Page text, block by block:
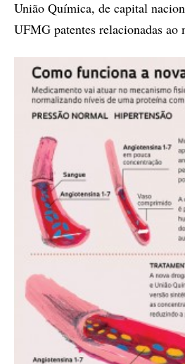
União Química, de capital
UFMG patentes relacionadas ao